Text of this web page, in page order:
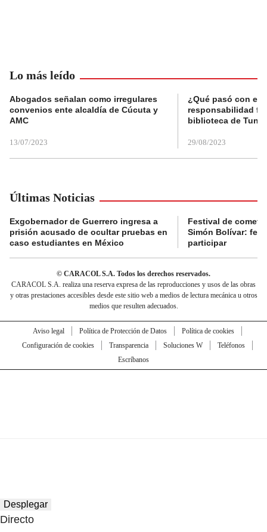
Lo más leído
Abogados señalan como irregulares
convenios ente alcaldía de Cúcuta y
AMC
13/07/2023
¿Qué pasó con el
responsabilidad
biblioteca de
29/08/2023
Últimas Noticias
Exgobernador de Guerrero ingresa a
prisión acusado de ocultar pruebas en
caso estudiantes en México
Festival de
Simón Bolívar:
participar
© CARACOL S.A. Todos los derechos reservados.
CARACOL S.A. realiza una reserva expresa de las reproducciones y usos de las obras
y otras prestaciones accesibles desde este sitio web a medios de lectura mecánica u otros
medios que resulten adecuados.
Aviso legal Política de Protección de Datos
Política de cookies
Configuración de cookies
Transparencia Soluciones W
Teléfonos
Escríbanos
Desplegar
Directo